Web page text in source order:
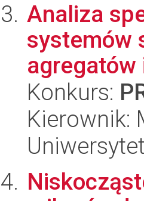
Analiza
systemów
agregatów
Konkurs:
Kierownik: